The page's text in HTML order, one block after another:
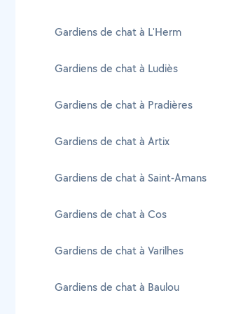
Gardiens de chat à L'Herm
Gardiens de chat à Ludiès
Gardiens de chat à Pradières
Gardiens de chat à Artix
Gardiens de chat à Saint-Amans
Gardiens de chat à Cos
Gardiens de chat à Varilhes
Gardiens de chat à Baulou